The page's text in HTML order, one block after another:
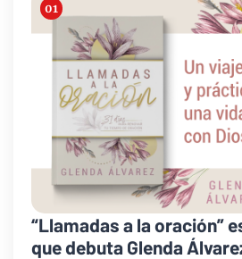
“Llamadas a la oración”
que debuta Glenda